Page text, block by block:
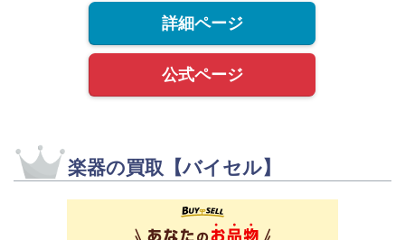
詳細ページ
公式ページ
楽器の買取【バイセル】